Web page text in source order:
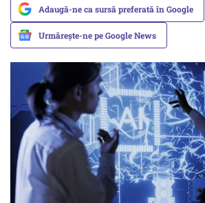
Adaugă-ne ca sursă preferată în Google
Urmărește-ne pe Google News